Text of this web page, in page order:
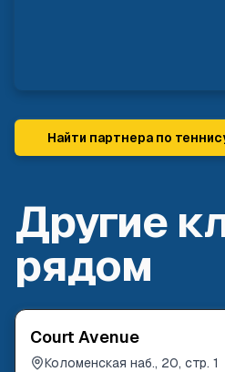
Найти партнера по
Другие
рядом
Court Avenue
Коломенская наб., 20, стр. 1